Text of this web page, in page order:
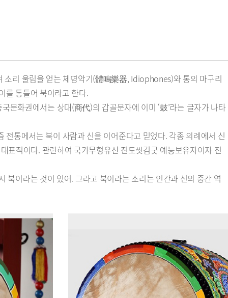
리 울림을 얻는 체명악기(體鳴樂器, Idiophones)와 통의 마구리
를 통틀어 북이라고 한다.
문화권에서는 상대(商代)의 갑골문자에 이미 ‘鼓’라는 글자가 나타
통에서는 북이 사람과 신을 이어준다고 믿었다. 각종 의례에서 신
표적이다. 관련하여 국가무형유산 진도씻김굿 예능보유자이자 진
북이라는 것이 있어. 그라고 북이라는 소리는 인간과 신의 중간 역